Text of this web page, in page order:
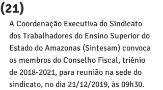
(21)
A Coordenação Executiva do Sindicato
dos Trabalhadores do Ensino Superior do
Estado do Amazonas (Sintesam) convoca
os membros do Conselho Fiscal, triênio
de 2018-2021, para reunião na sede do
sindicato, no dia 21/12/2019, às 09h30.